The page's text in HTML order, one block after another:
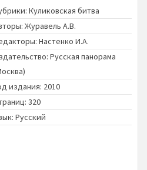
Куликовская битва
Журавель А.В.
Настенко И.А.
Русская панорама
издания: 2010
320
Русский